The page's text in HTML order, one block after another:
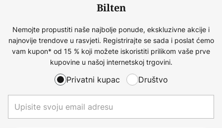
Bilten
Nemojte propustiti naše najbolje ponude, ekskluzivne akcije i
najnovije trendove u rasvjeti. Registrirajte se sada i poslat ćemo
vam kupon* od 15 % koji možete iskoristiti prilikom vaše prve
kupovine u našoj internetskoj trgovini.
Privatni kupac Društvo